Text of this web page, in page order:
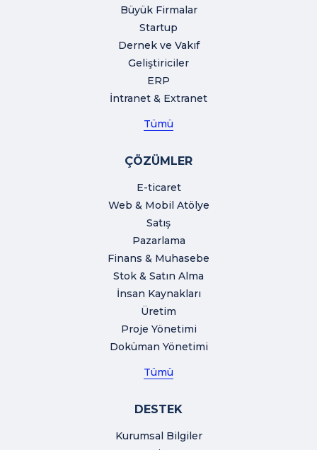
Büyük Firmalar
Startup
Dernek ve Vakıf
Geliştiriciler
ERP
İntranet & Extranet
Tümü
ÇÖZÜMLER
E-ticaret
Web & Mobil Atölye
Satış
Pazarlama
Finans & Muhasebe
Stok & Satın Alma
İnsan Kaynakları
Üretim
Proje Yönetimi
Doküman Yönetimi
Tümü
DESTEK
Kurumsal Bilgiler